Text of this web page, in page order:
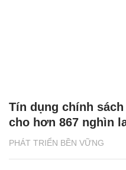
PHÁT TRIỂN BỀN VỮNG
Tín dụng chính
cho hơn 867 nghìn